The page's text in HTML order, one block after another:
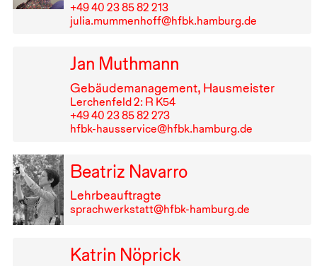
+49⁠ ⁠40⁠ ⁠23⁠ ⁠85⁠ ⁠82⁠ ⁠213
julia.mummenhoff@hfbk.hamburg.de
Jan Muthmann
Gebäudemanagement, Hausmeister
Lerchenfeld 2: R K54
+49⁠ ⁠40⁠ ⁠23⁠ ⁠85⁠ ⁠82⁠ ⁠273
hfbk-hausservice@hfbk.hamburg.de
Beatriz Navarro
Lehrbeauftragte
sprachwerkstatt@hfbk-hamburg.de
Katrin Nöprick